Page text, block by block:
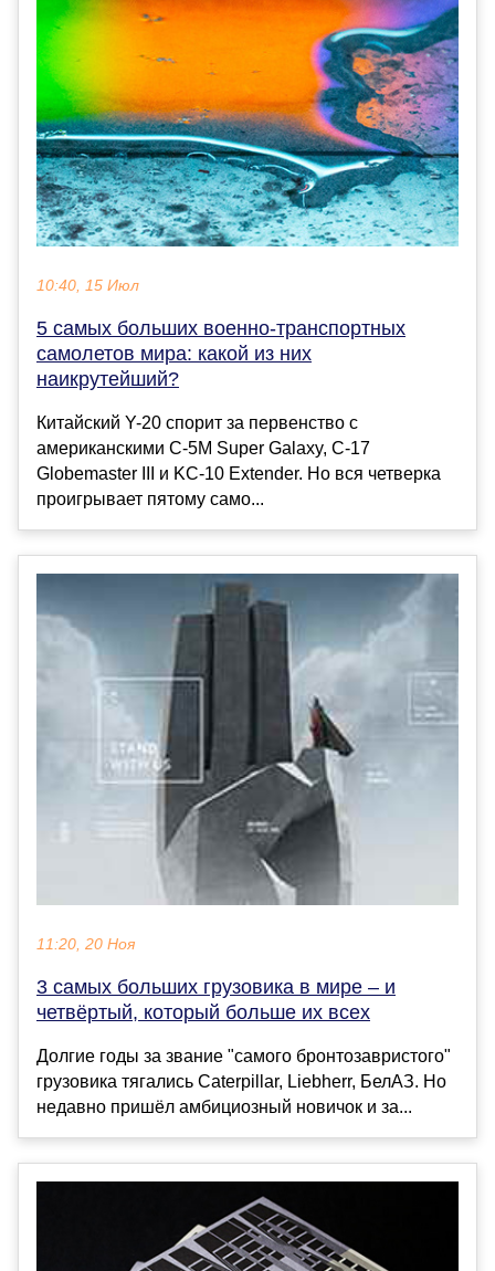
10:40, 15 Июл
5 самых больших военно-транспортных
самолетов мира: какой из них
наикрутейший?
Китайский Y-20 спорит за первенство с
американскими C-5M Super Galaxy, C-17
Globemaster III и KC-10 Extender. Но вся четверка
проигрывает пятому само...
11:20, 20 Ноя
3 самых больших грузовика в мире – и
четвёртый, который больше их всех
Долгие годы за звание "самого бронтозавристого"
грузовика тягались Caterpillar, Liebherr, БелАЗ. Но
недавно пришёл амбициозный новичок и за...